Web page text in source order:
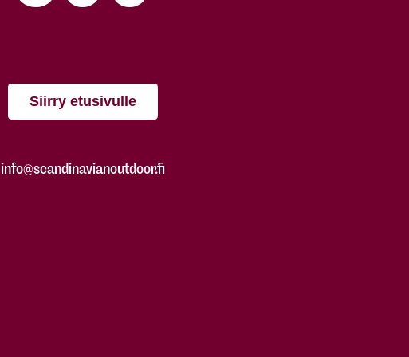
Siirry etusivulle
info@scandinavianoutdoor.fi